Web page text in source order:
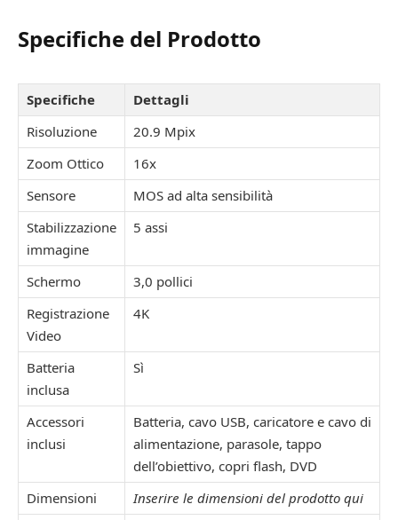
Specifiche del Prodotto
Specifiche
Dettagli
Risoluzione
20.9 Mpix
Zoom Ottico
16x
Sensore
MOS ad alta sensibilità
Stabilizzazione
immagine
5 assi
Schermo
3,0 pollici
Registrazione
Video
4K
Batteria
inclusa
Sì
Accessori
inclusi
Batteria, cavo USB, caricatore e cavo di
alimentazione, parasole, tappo
dell’obiettivo, copri flash, DVD
Dimensioni
Inserire le dimensioni del prodotto qui